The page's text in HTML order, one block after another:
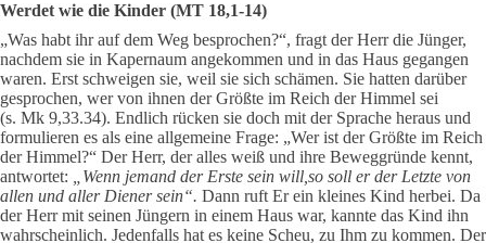
Werdet wie die Kinder (MT 18,1-14)
„Was habt ihr auf dem Weg bespro­chen?“, fragt der Herr die Jünger,
nachdem sie in Kapernaum angekom­men und in das Haus gegangen
wa­ren. Erst schweigen sie, weil sie sich schämen. Sie hatten darüber
gespro­chen, wer von ihnen der Größte im Reich der Himmel sei
(s. Mk 9,33.34). Endlich rücken sie doch mit der Sprache heraus und
formulieren es als eine allgemeine Frage: „Wer ist der Größte im Reich
der Himmel?“ Der Herr, der alles weiß und ihre Be­weggründe kennt,
antwortet:
„Wenn jemand der Erste sein will,so soll er der Letzte von
allen und aller Diener sein“. Dann ruft Er ein kleines Kind herbei. Da
der Herr mit seinen Jüngern in einem Haus war, kannte das Kind ihn
wahrscheinlich. Jedenfalls hat es kei­ne Scheu, zu Ihm zu kommen. Der